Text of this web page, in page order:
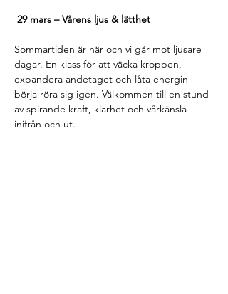
29 mars – Vårens ljus & lätthet
Sommartiden är här och vi går mot ljusare
dagar. En klass för att väcka kroppen,
expandera andetaget och låta energin
börja röra sig igen. Välkommen till en stund
av spirande kraft, klarhet och vårkänsla
inifrån och ut.